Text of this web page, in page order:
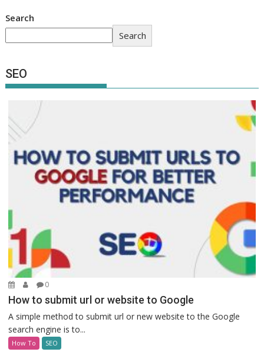
Search
Search
SEO
0
How to submit url or website to Google
A simple method to submit url or new website to the Google
search engine is to...
How To SEO